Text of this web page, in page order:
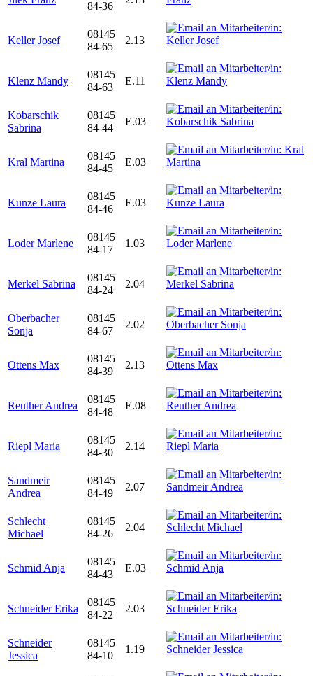
84-36
Keller Josef
08145
84-65
2.13
Klenz Mandy
08145
84-63
E.11
Kobarschik
Sabrina
08145
84-44
E.03
Kral Martina
08145
84-45
E.03
Kunze Laura
08145
84-46
E.03
Loder Marlene
08145
84-17
1.03
Merkel Sabrina
08145
84-24
2.04
Oberbacher
Sonja
08145
84-67
2.02
Ottens Max
08145
84-39
2.13
Reuther Andrea
08145
84-48
E.08
Riepl Maria
08145
84-30
2.14
Sandmeir
Andrea
08145
84-49
2.07
Schlecht
Michael
08145
84-26
2.04
Schmid Anja
08145
84-43
E.03
Schneider Erika
08145
84-22
2.03
Schneider
Jessica
08145
84-10
1.19